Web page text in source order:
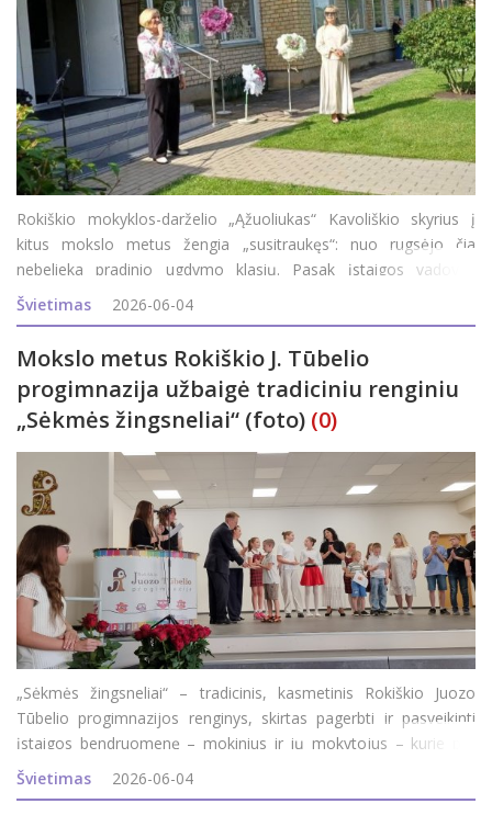
Rokiškio mokyklos-darželio „Ąžuoliukas“ Kavoliškio skyrius į
kitus mokslo metus žengia „susitraukęs“: nuo rugsėjo čia
nebelieka pradinio ugdymo klasių. Pasak įstaigos vadovės
Romualdos Cegelskienės, mintys, kad skyriuje gali nebelikti
pradinio ugdymo klasių, jų
Švietimas 2026-06-04
Mokslo metus Rokiškio J. Tūbelio
progimnazija užbaigė tradiciniu renginiu
„Sėkmės žingsneliai“ (foto) (0)
„Sėkmės žingsneliai“ – tradicinis, kasmetinis Rokiškio Juozo
Tūbelio progimnazijos renginys, skirtas pagerbti ir pasveikinti
įstaigos bendruomenę – mokinius ir jų mokytojus – kurie per
praėjusius mokslo metus pasiekė aukštesnių rezultatų ir garsino
ugdymo
Švietimas 2026-06-04